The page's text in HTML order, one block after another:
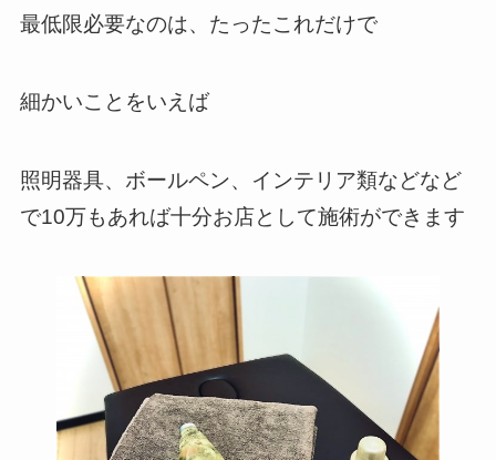
最低限必要なのは、たったこれだけで
細かいことをいえば
照明器具、ボールペン、インテリア類などなど
で10万もあれば十分お店として施術ができます